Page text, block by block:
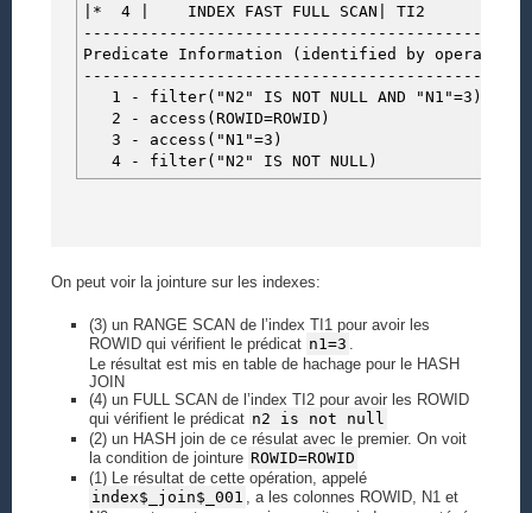
|* 4 | INDEX FAST FULL SCAN|
Predicate Information (identified by
1 - filter("N2" IS NOT NULL AND "N1"=3)
2 - access(ROWID=ROWID)
3 - access("N1"=3)
4 - filter("N2" IS NOT NULL)
On peut voir la jointure sur les indexes:
(3) un RANGE SCAN de l’index TI1 pour avoir les
ROWID qui vérifient le prédicat n1=3
Le résultat est mis en table de hachage pour le HASH
JOIN
(4) un FULL SCAN de l’index TI2 pour avoir les ROWID
qui vérifient le prédicat n2 is not null
(2) un HASH join de ce résulat avec le premier. On voit
la condition de jointure ROWID=ROWID
(1) Le résultat de cette opération, appelé
index$_join$_001
, a les colonnes ROWID, N1 et